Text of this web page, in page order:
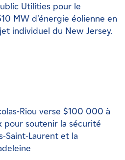
Utilities pour le
MW d'énergie éolienne en
individuel du New Jersey.
Riou verse $100 000 à
pour soutenir la sécurité
Saint-Laurent et la